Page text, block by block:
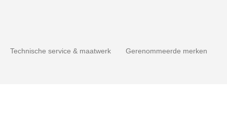
Technische service & maatwerk Gerenommeerde merken